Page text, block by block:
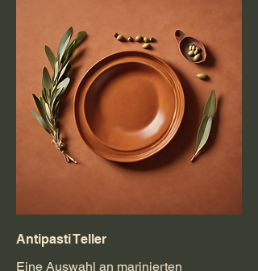
Antipasti Teller
Eine Auswahl an marinierten